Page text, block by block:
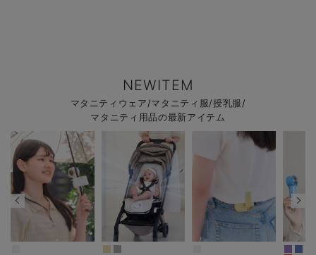
NEWITEM
マタニティウェア/マタニティ服/授乳服/
マタニティ用品の最新アイテム